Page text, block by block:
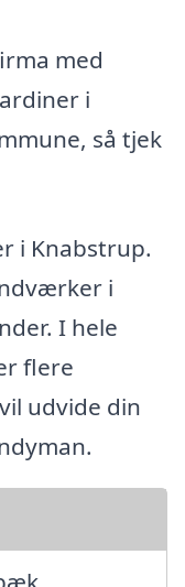
med
i
så tjek
i Knabstrup.
i
I hele
flere
udvide din